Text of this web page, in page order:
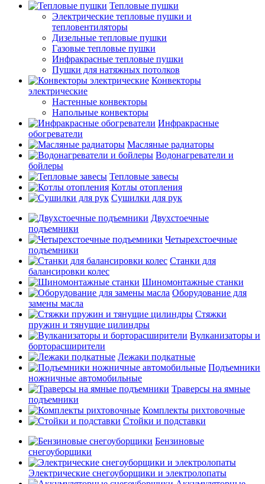
Тепловые пушки
Электрические тепловые пушки и
тепловентиляторы
Дизельные тепловые пушки
Газовые тепловые пушки
Инфракрасные тепловые пушки
Пушки для натяжных потолков
Конвекторы
электрические
Настенные конвекторы
Напольные конвекторы
Инфракрасные
обогреватели
Масляные радиаторы
Водонагреватели и
бойлеры
Тепловые завесы
Котлы отопления
Сушилки для рук
Двухстоечные
подъемники
Четырехстоечные
подъемники
Станки для
балансировки колес
Шиномонтажные станки
Оборудование для
замены масла
Стяжки
пружин и тянущие цилиндры
Вулканизаторы и
борторасширители
Лежаки подкатные
Подъемники
ножничные автомобильные
Траверсы на ямные
подъемники
Комплекты рихтовочные
Стойки и подставки
Бензиновые
снегоуборщики
Электрические снегоуборщики и электролопаты